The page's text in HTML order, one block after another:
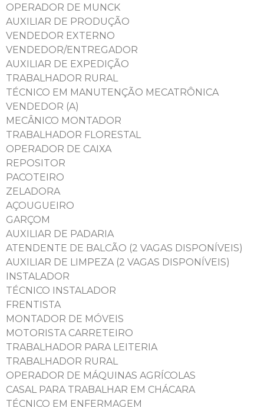
OPERADOR DE MUNCK
AUXILIAR DE PRODUÇÃO
VENDEDOR EXTERNO
VENDEDOR/ENTREGADOR
AUXILIAR DE EXPEDIÇÃO
TRABALHADOR RURAL
TÉCNICO EM MANUTENÇÃO MECATRÔNICA
VENDEDOR (A)
MECÂNICO MONTADOR
TRABALHADOR FLORESTAL
OPERADOR DE CAIXA
REPOSITOR
PACOTEIRO
ZELADORA
AÇOUGUEIRO
GARÇOM
AUXILIAR DE PADARIA
ATENDENTE DE BALCÃO (2 VAGAS DISPONÍVEIS)
AUXILIAR DE LIMPEZA (2 VAGAS DISPONÍVEIS)
INSTALADOR
TÉCNICO INSTALADOR
FRENTISTA
MONTADOR DE MÓVEIS
MOTORISTA CARRETEIRO
TRABALHADOR PARA LEITERIA
TRABALHADOR RURAL
OPERADOR DE MÁQUINAS AGRÍCOLAS
CASAL PARA TRABALHAR EM CHÁCARA
TÉCNICO EM ENFERMAGEM